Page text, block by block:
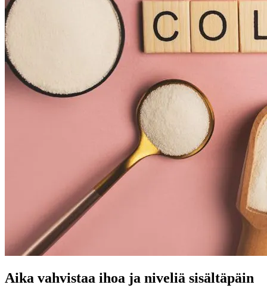
Aika vahvistaa ihoa ja niveliä sisältäpäin